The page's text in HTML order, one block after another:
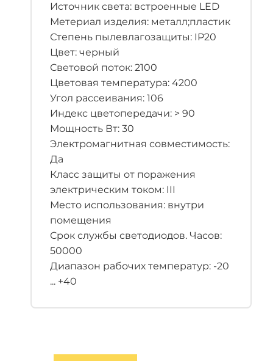
Источник света: встроенные LED
Метериал изделия: металл;пластик
Степень пылевлагозащиты: IP20
Цвет: черный
Световой поток: 2100
Цветовая температура: 4200
Угол рассеивания: 106
Индекс цветопередачи: > 90
Мощность Вт: 30
Электромагнитная совместимость:
Да
Класс защиты от поражения
электрическим током: III
Место использования: внутри
помещения
Срок службы светодиодов. Часов:
50000
Диапазон рабочих температур: -20
... +40